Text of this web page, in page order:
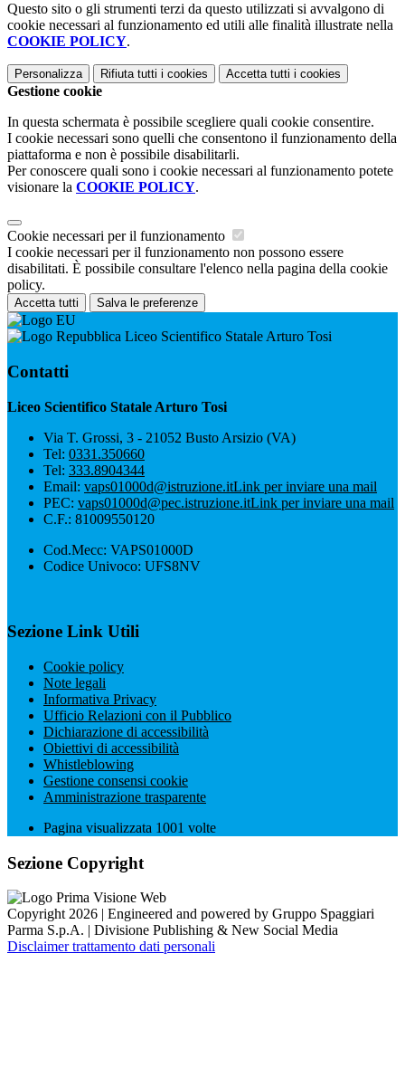
Questo sito o gli strumenti terzi da questo utilizzati si avvalgono di
cookie necessari al funzionamento ed utili alle finalità illustrate nella
COOKIE POLICY.
Personalizza Rifiuta tutti i cookies Accetta tutti i cookies
Gestione cookie
In questa schermata è possibile scegliere quali cookie consentire.
I cookie necessari sono quelli che consentono il funzionamento della
piattaforma e non è possibile disabilitarli.
Per conoscere quali sono i cookie necessari al funzionamento potete
visionare la COOKIE POLICY.
Cookie necessari per il funzionamento
I cookie necessari per il funzionamento non possono essere
disabilitati. È possibile consultare l'elenco nella pagina della cookie
policy.
Accetta tutti Salva le preferenze
Liceo Scientifico Statale Arturo Tosi
Contatti
Liceo Scientifico Statale Arturo Tosi
Via T. Grossi, 3 - 21052 Busto Arsizio (VA)
Tel: 0331.350660
Tel: 333.8904344
Email: vaps01000d@istruzione.itLink per inviare una mail
PEC: vaps01000d@pec.istruzione.itLink per inviare una mail
C.F.: 81009550120
Cod.Mecc: VAPS01000D
Codice Univoco: UFS8NV
Sezione Link Utili
Cookie policy
Note legali
Informativa Privacy
Ufficio Relazioni con il Pubblico
Dichiarazione di accessibilità
Obiettivi di accessibilità
Whistleblowing
Gestione consensi cookie
Amministrazione trasparente
Pagina visualizzata 1001 volte
Sezione Copyright
Copyright 2026 | Engineered and powered by Gruppo Spaggiari
Parma S.p.A. | Divisione Publishing & New Social Media
Disclaimer trattamento dati personali